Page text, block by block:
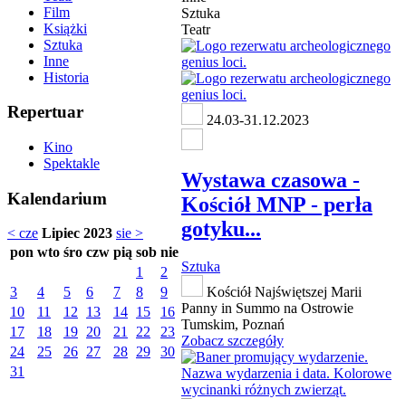
Film
Książki
Sztuka
Inne
Historia
Repertuar
Kino
Spektakle
Kalendarium
< cze Lipiec 2023 sie >
pon wto śro czw pią sob nie
1
2
3
4 5 6 7 8
9
10
11 12 13 14 15
16
17
18 19 20 21 22
23
24
25 26 27 28 29
30
31
Sztuka
Teatr
24.03-31.12.2023
Wystawa czasowa -
Kościół MNP - perła
gotyku...
Sztuka
Kościół Najświętszej Marii
Panny in Summo na Ostrowie
Tumskim, Poznań
Zobacz szczegóły